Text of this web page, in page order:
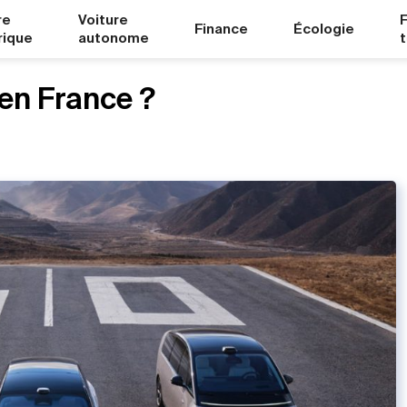
Voiture
autonome
Finance Écologie
France ?